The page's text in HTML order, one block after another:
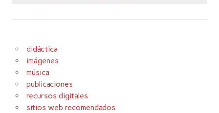
didáctica
imágenes
música
publicaciones
recursos digitales
sitios web recomendados